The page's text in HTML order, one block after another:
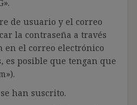
de usuario y el correo
la contraseña a través
en el correo electrónico
es posible que tengan que
han suscrito.